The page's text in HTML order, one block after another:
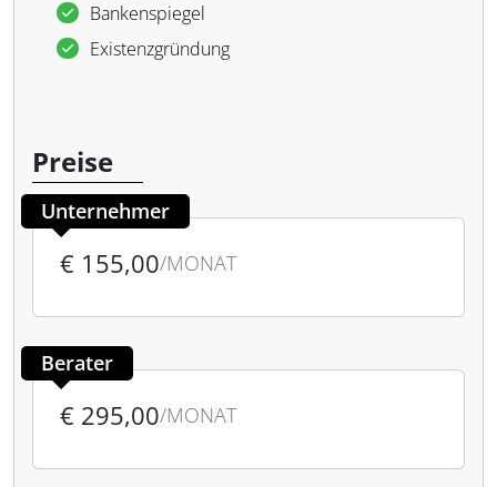
Bankenspiegel
Existenzgründung
Preise
Unternehmer
€ 155,00/MONAT
Berater
€ 295,00/MONAT